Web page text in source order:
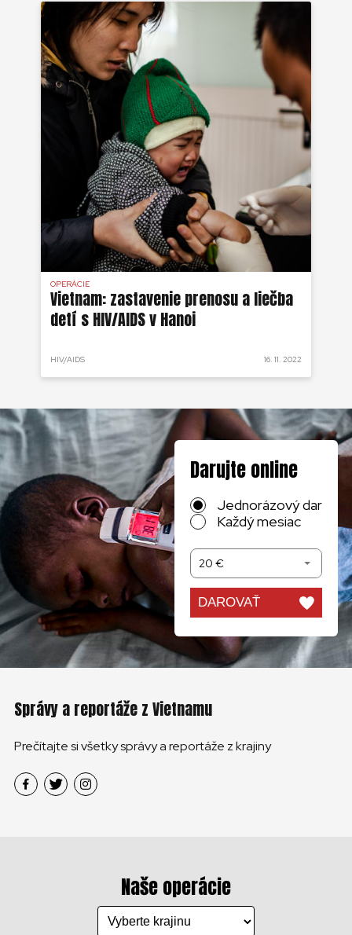
OPERÁCIE
Vietnam: zastavenie prenosu a liečba
detí s HIV/AIDS v Hanoi
HIV/AIDS 16. 11. 2022
Darujte online
Jednorázový dar
Každý mesiac
20 €
DAROVAŤ
Správy a reportáže z Vietnamu
Prečítajte si všetky správy a reportáže z krajiny
Naše operácie